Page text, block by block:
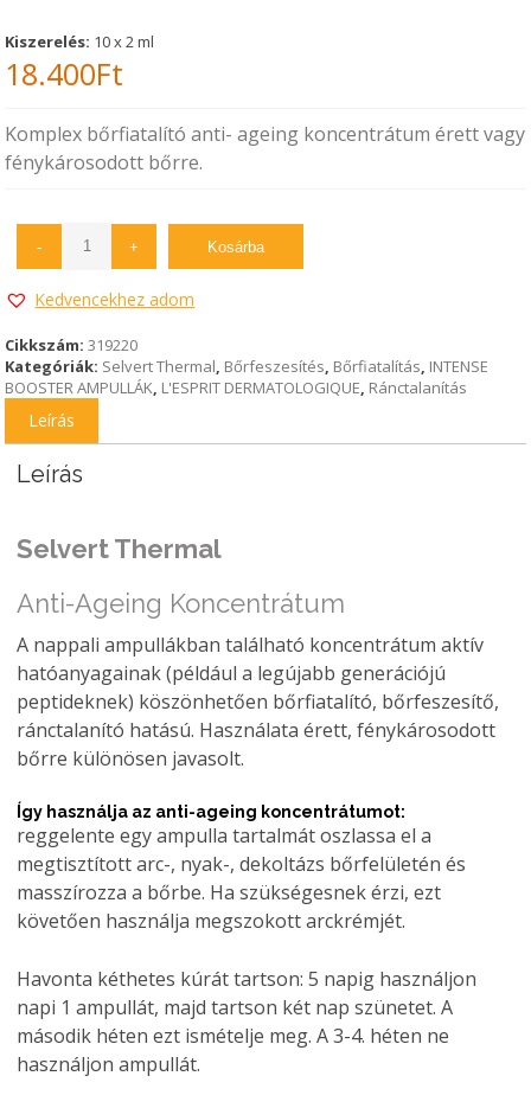
Kiszerelés: 10 x 2 ml
18.400Ft
Komplex bőrfiatalító anti- ageing koncentrátum érett vagy
fénykárosodott bőrre.
- + Kosárba
Kedvencekhez adom
Cikkszám:319220
Kategóriák: Selvert Thermal, Bőrfeszesítés, Bőrfiatalítás, INTENSE
BOOSTER AMPULLÁK, L'ESPRIT DERMATOLOGIQUE, Ránctalanítás
Leírás
Leírás
Selvert Thermal
Anti-Ageing Koncentrátum
A nappali ampullákban található koncentrátum aktív
hatóanyagainak (például a legújabb generációjú
peptideknek) köszönhetően bőrfiatalító, bőrfeszesítő,
ránctalanító hatású. Használata érett, fénykárosodott
bőrre különösen javasolt.
Így használja az anti-ageing koncentrátumot:
reggelente egy ampulla tartalmát oszlassa el a
megtisztított arc-, nyak-, dekoltázs bőrfelületén és
masszírozza a bőrbe. Ha szükségesnek érzi, ezt
követően használja megszokott arckrémjét.
Havonta kéthetes kúrát tartson: 5 napig használjon
napi 1 ampullát, majd tartson két nap szünetet. A
második héten ezt ismételje meg. A 3-4. héten ne
használjon ampullát.